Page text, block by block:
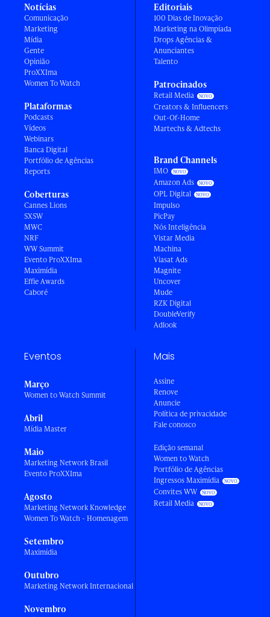
Notícias
Comunicação
Marketing
Mídia
Gente
Opinião
ProXXIma
Women To Watch
Plataformas
Podcasts
Vídeos
Webinars
Banca Digital
Portfólio de Agências
Reports
Coberturas
Cannes Lions
SXSW
MWC
NRF
WW Summit
Evento ProXXIma
Maximídia
Effie Awards
Caboré
Editoriais
100 Dias de Inovação
Marketing na Olimpíada
Drops Agências &
Anunciantes
Talento
Patrocinados
Retail Media
Creators & Influencers
Out-Of-Home
Martechs & Adtechs
Brand Channels
IMO
Amazon Ads
OPL Digital
Impulso
PicPay
Nós Inteligência
Vistar Media
Machina
Viasat Ads
Magnite
Uncover
Mude
RZK Digital
DoubleVerify
Adlook
Eventos
Março
Women to Watch Summit
Abril
Mídia Master
Maio
Marketing Network Brasil
Evento ProXXIma
Agosto
Marketing Network Knowledge
Women To Watch - Homenagem
Setembro
Maximídia
Outubro
Marketing Network Internacional
Novembro
Mais
Assine
Renove
Anuncie
Política de privacidade
Fale conosco
Edição semanal
Women to Watch
Portfólio de Agências
Ingressos Maximídia
Convites WW
Retail Media